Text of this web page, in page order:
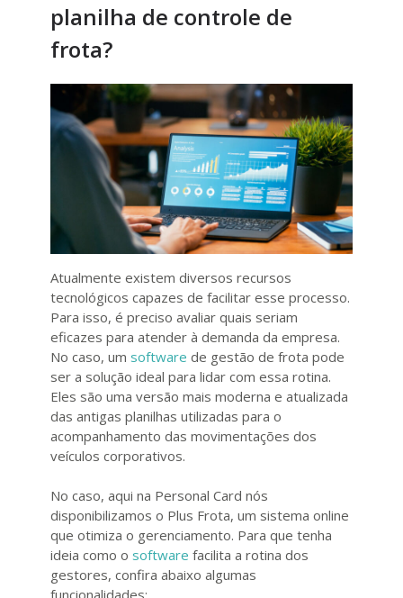
planilha de controle de
frota?
Atualmente existem diversos recursos
tecnológicos capazes de facilitar esse processo.
Para isso, é preciso avaliar quais seriam
eficazes para atender à demanda da empresa.
No caso, um software de gestão de frota pode
ser a solução ideal para lidar com essa rotina.
Eles são uma versão mais moderna e atualizada
das antigas planilhas utilizadas para o
acompanhamento das movimentações dos
veículos corporativos.
No caso, aqui na Personal Card nós
disponibilizamos o Plus Frota, um sistema online
que otimiza o gerenciamento. Para que tenha
ideia como o software facilita a rotina dos
gestores, confira abaixo algumas